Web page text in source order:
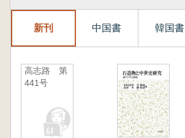
新刊 中国書 韓国書
高志路 第
441号